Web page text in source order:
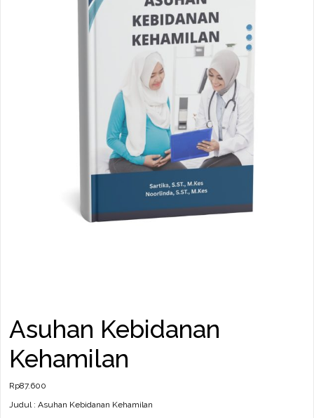
Asuhan Kebidanan
Kehamilan
Rp87.600
Judul : Asuhan Kebidanan Kehamilan